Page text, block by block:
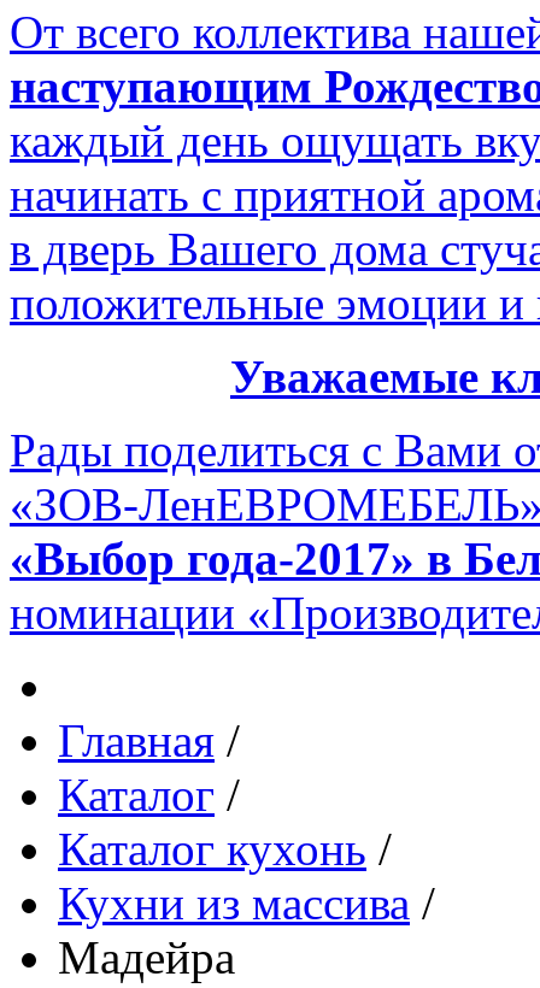
От всего коллектива
наступающим
каждый день ощущать
начинать с приятной
в дверь Вашего дома
положительные эмоции и
Уважаемые
Рады поделиться с
«ЗОВ-ЛенЕВРОМЕБЕЛЬ»
«Выбор года-2017» в
номинации
Главная /
Каталог /
Каталог кухонь /
Кухни из массива /
Мадейра